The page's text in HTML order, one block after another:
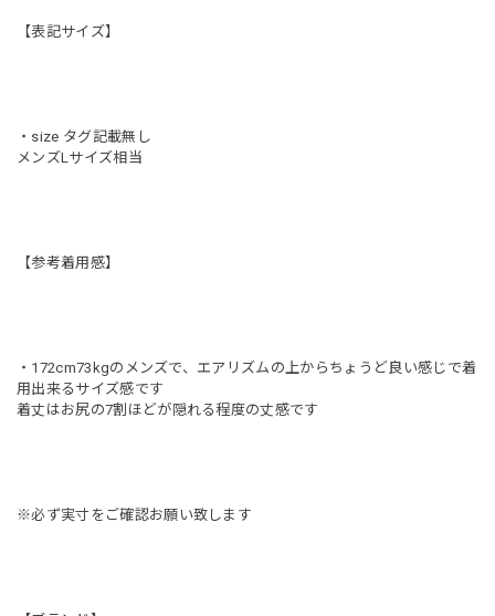
【表記サイズ】
・size タグ記載無し
メンズLサイズ相当
【参考着用感】
・172cm73kgのメンズで、エアリズムの上からちょうど良い感じで着
用出来るサイズ感です
着丈はお尻の7割ほどが隠れる程度の丈感です
※必ず実寸をご確認お願い致します